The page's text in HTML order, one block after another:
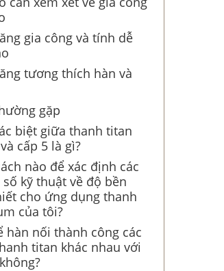
gia công và tính dễ
tương thích hàn và
gặp
biệt giữa thanh titan
cấp 5 là gì?
nào để xác định các
kỹ thuật về độ bền
cho ứng dụng thanh
của tôi?
hàn nối thành công các
titan khác nhau với